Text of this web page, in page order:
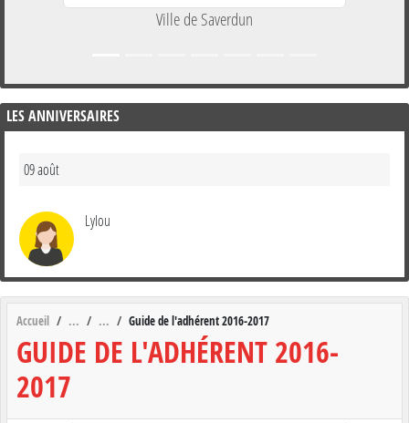
Accueil Guide de l'adhérent 2016-2017
GUIDE DE L'ADHÉRENT 2016-
2017
Ville de Saverdun
LES ANNIVERSAIRES
09 août
Lylou